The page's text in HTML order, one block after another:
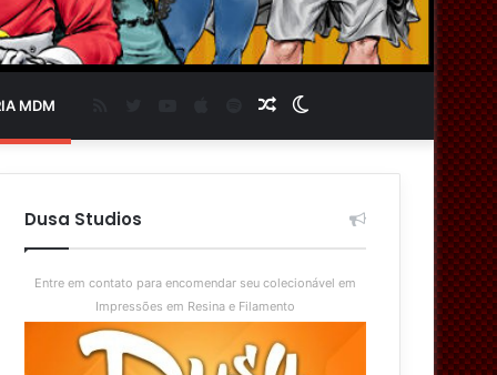
MDM
skin
Artigo
aleatório
Spotify
Dusa Studios
Entre em contato para encomendar seu colecionável em
Impressões em Resina e Filamento